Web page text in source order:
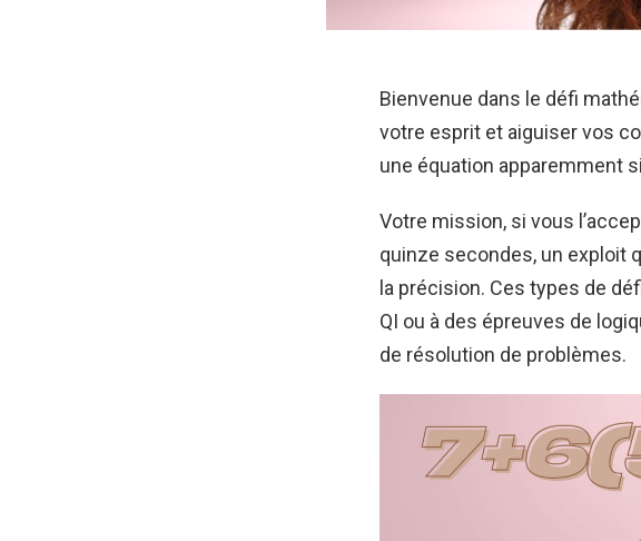
Bienvenue dans le défi
votre esprit et aiguiser vos
une équation apparemment
Votre mission, si vous
quinze secondes, un exploit
la précision. Ces types de
QI ou à des épreuves de
de résolution de problèmes.